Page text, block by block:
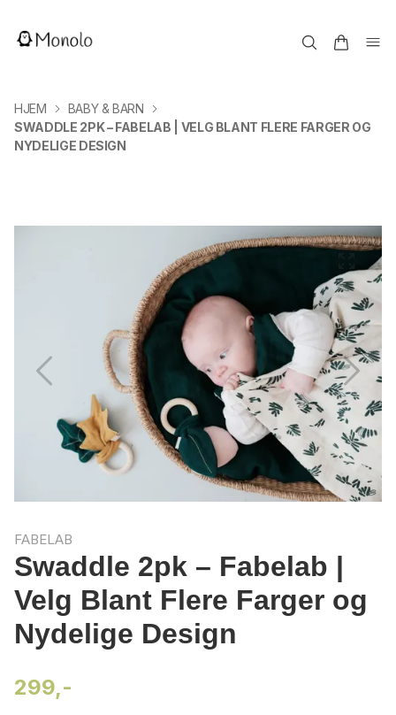
HJEM
BABY & BARN
SWADDLE 2PK – FABELAB | VELG BLANT FLERE FARGER OG
NYDELIGE DESIGN
FABELAB
Swaddle 2pk – Fabelab |
Velg Blant Flere Farger og
Nydelige Design
299,-